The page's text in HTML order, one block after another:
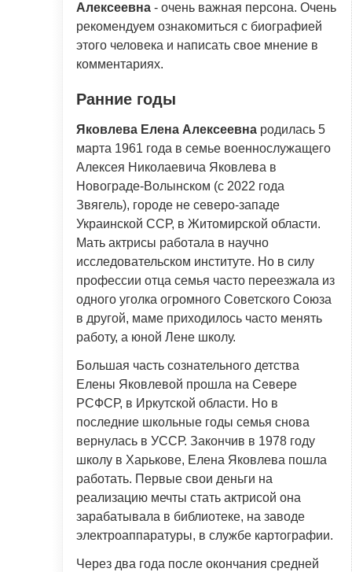
Алексеевна - очень важная персона. Очень
рекомендуем ознакомиться с биографией
этого человека и написать свое мнение в
комментариях.
Ранние годы
Яковлева Елена Алексеевна родилась 5
марта 1961 года в семье военнослужащего
Алексея Николаевича Яковлева в
Новограде-Волынском (с 2022 года
Звягель), городе не северо-западе
Украинской ССР, в Житомирской области.
Мать актрисы работала в научно
исследовательском институте. Но в силу
профессии отца семья часто переезжала из
одного уголка огромного Советского Союза
в другой, маме приходилось часто менять
работу, а юной Лене школу.
Большая часть сознательного детства
Елены Яковлевой прошла на Севере
РСФСР, в Иркутской области. Но в
последние школьные годы семья снова
вернулась в УССР. Закончив в 1978 году
школу в Харькове, Елена Яковлева пошла
работать. Первые свои деньги на
реализацию мечты стать актрисой она
зарабатывала в библиотеке, на заводе
электроаппаратуры, в службе картографии.
Через два года после окончания средней